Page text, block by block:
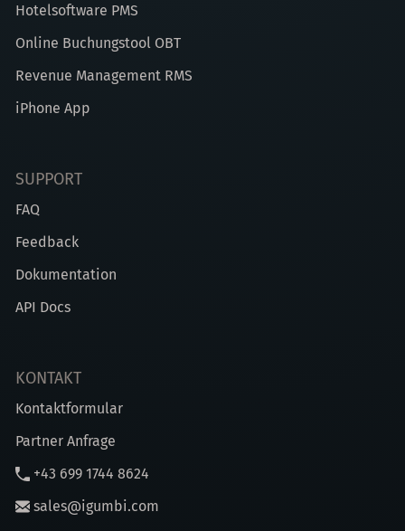
Hotelsoftware PMS
Online Buchungstool OBT
Revenue Management RMS
iPhone App
SUPPORT
FAQ
Feedback
Dokumentation
API Docs
KONTAKT
Kontaktformular
Partner Anfrage
+43 699 1744 8624
sales@igumbi.com